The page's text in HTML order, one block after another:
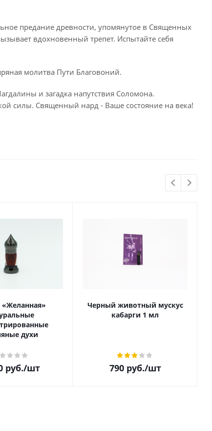
предание древности, упомянутое в Священных
вдохновенный трепет. Испытайте себя
молитва Пути Благовоний.
и загадка напутствия Соломона.
силы. Священный нард - Ваше состояние на века!
«Желанная»
духи
руб./шт
Черный животный мускус
кабарги 1 мл
790руб./шт